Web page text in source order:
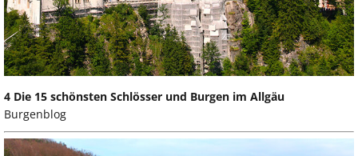
4 Die 15 schönsten Schlösser und Burgen im Allgäu
Burgenblog